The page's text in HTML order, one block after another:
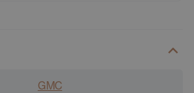
GMC